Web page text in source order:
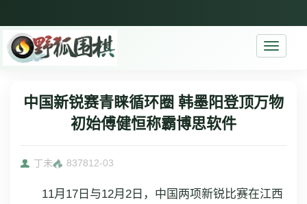
Toggle
中国新锐赛青睐循环圈 韩墨阳登顶万物
初始傅健恒称霸博思软件
丁未 837812-03
11月17日与12月2日，中国两项新锐比赛在江西